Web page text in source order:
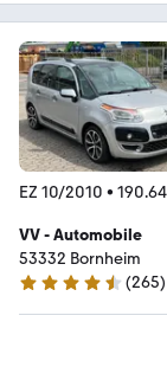
EZ 10/2010 •
VV - Automobile
53332 Bornheim
4.6 Sterne
(265)